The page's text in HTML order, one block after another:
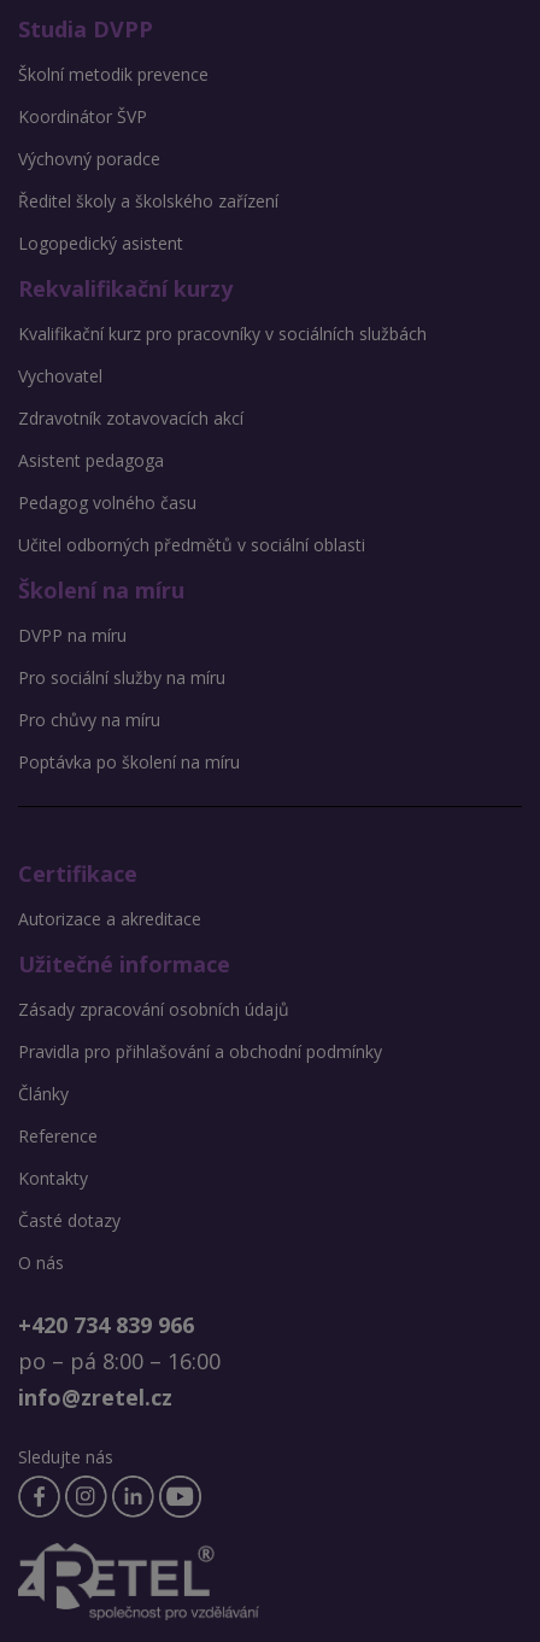
Studia DVPP
Školní metodik prevence
Koordinátor ŠVP
Výchovný poradce
Ředitel školy a školského zařízení
Logopedický asistent
Rekvalifikační kurzy
Kvalifikační kurz pro pracovníky v sociálních službách
Vychovatel
Zdravotník zotavovacích akcí
Asistent pedagoga
Pedagog volného času
Učitel odborných předmětů v sociální oblasti
Školení na míru
DVPP na míru
Pro sociální služby na míru
Pro chůvy na míru
Poptávka po školení na míru
Certifikace
Autorizace a akreditace
Užitečné informace
Zásady zpracování osobních údajů
Pravidla pro přihlašování a obchodní podmínky
Články
Reference
Kontakty
Časté dotazy
O nás
+420 734 839 966
po – pá 8:00 – 16:00
info@zretel.cz
Sledujte nás